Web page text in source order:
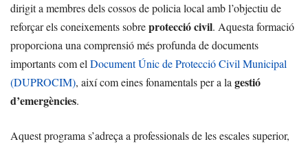
dirigit a membres dels cossos de policia local amb l’objectiu de
reforçar els coneixements sobreprotecció civil. Aquesta formació
proporciona una comprensió més profunda de documents
importants com el Document Únic de Protecció Civil Municipal
(DUPROCIM), així com eines fonamentals per a la gestió
d’emergències.
Aquest programa s’adreça a professionals de les escales superior,